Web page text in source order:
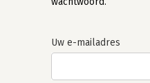
Uw e-mailadres